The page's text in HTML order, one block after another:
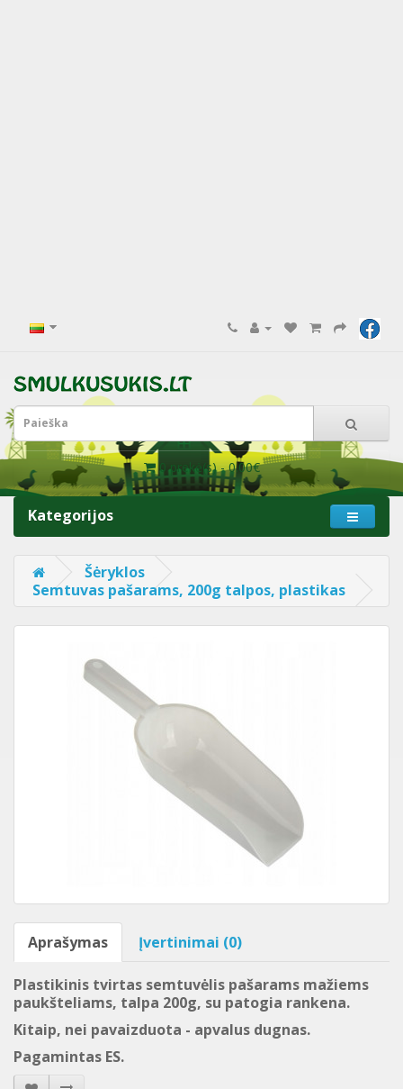
0 prekė(s) - 0.00€
Kategorijos
Šėryklos
Semtuvas pašarams, 200g talpos, plastikas
Aprašymas Įvertinimai (0)
Plastikinis tvirtas semtuvėlis pašarams mažiems
paukšteliams, talpa 200g, su patogia rankena.
Kitaip, nei pavaizduota - apvalus dugnas.
Pagamintas ES.